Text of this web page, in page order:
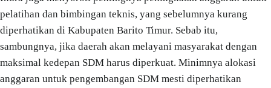
pelatihan dan bimbingan teknis, yang sebelumnya kurang
diperhatikan di Kabupaten Barito Timur. Sebab itu,
sambungnya, jika daerah akan melayani masyarakat dengan
maksimal kedepan SDM harus diperkuat. Minimnya alokasi
anggaran untuk pengembangan SDM mesti diperhatikan